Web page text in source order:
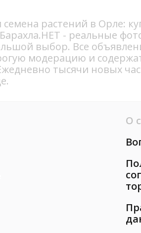
растений в Орле:
- реальные
выбор. Все
модерацию и
тысячи новых
О